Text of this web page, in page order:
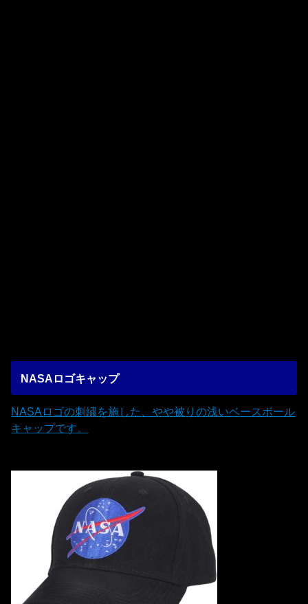
NASAロゴキャップ
NASAロゴの刺繍を施した、やや被りの浅いベースボール
キャップです。